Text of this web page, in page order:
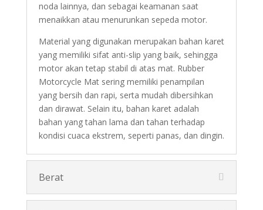
noda lainnya, dan sebagai keamanan saat
menaikkan atau menurunkan sepeda motor.
Material yang digunakan merupakan bahan karet
yang memiliki sifat anti-slip yang baik, sehingga
motor akan tetap stabil di atas mat. Rubber
Motorcycle Mat sering memiliki penampilan
yang bersih dan rapi, serta mudah dibersihkan
dan dirawat. Selain itu, bahan karet adalah
bahan yang tahan lama dan tahan terhadap
kondisi cuaca ekstrem, seperti panas, dan dingin.
Berat